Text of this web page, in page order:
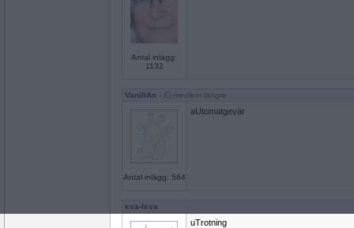
Antal inlägg:
1132
VanillAn - Ej medlem längre
Antal inlägg: 564
aUtomatgevär
eva-leva
uTrotning